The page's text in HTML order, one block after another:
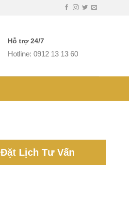
Hỗ trợ 24/7
Hotline: 0912 13 13 60
Đặt Lịch Tư Vấn